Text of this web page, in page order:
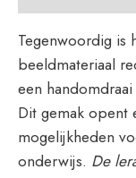
Tegenwoordig is
beeldmateriaal
een
Dit gemak opent
mogelijkheden
onderwijs. De